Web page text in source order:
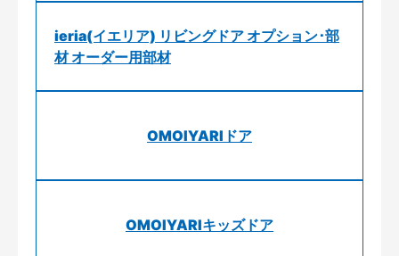
ieria(イエリア) リビングドア オプション･部
材 オーダー用部材
OMOIYARIドア
OMOIYARIキッズドア